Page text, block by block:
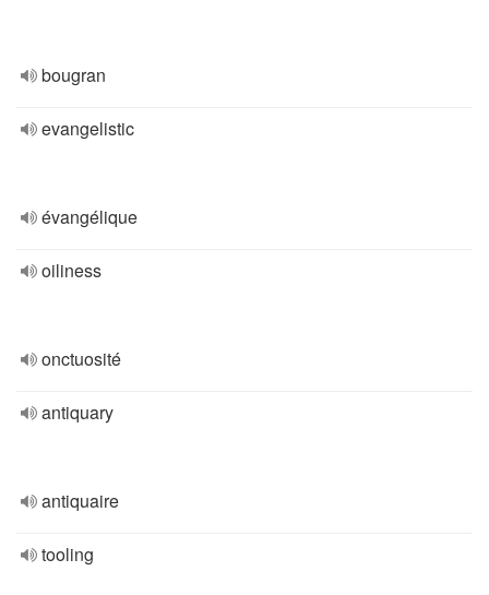
bougran
evangelistic
évangélique
oiliness
onctuosité
antiquary
antiquaire
tooling